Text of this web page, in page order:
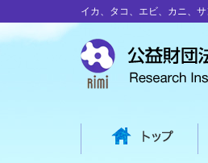
イカ、タコ、エビ、カニ、